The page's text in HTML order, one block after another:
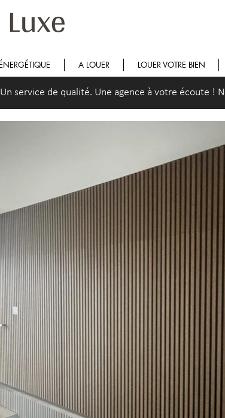
A LOUER LOUER VOTRE BIEN
service de qualité. Une agence à votre écoute !